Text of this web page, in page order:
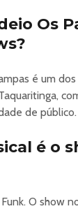
e um
para
viver essa
de
+18.
Os
é um dos
de público.
é o
O show